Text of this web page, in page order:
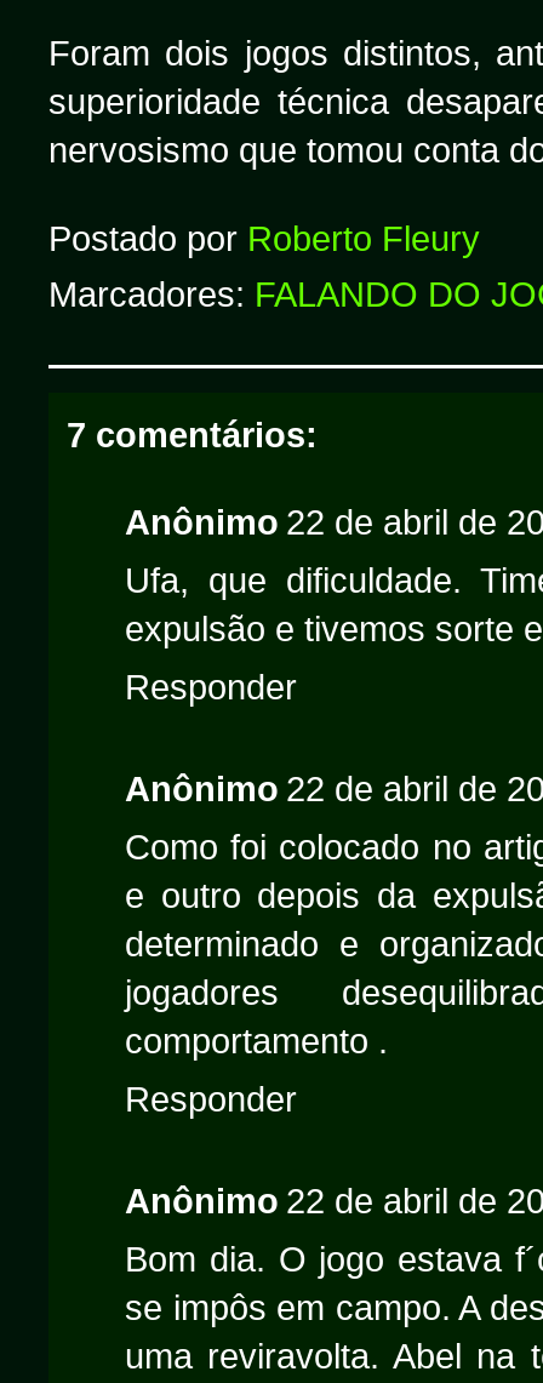
Foram dois jogos distintos,
superioridade técnica
nervosismo que tomou conta
Postado por Roberto Fleury
Marcadores: FALANDO DO
7 comentários:
Anônimo 22 de abril de
Ufa, que dificuldade.
expulsão e tivemos sorte
Responder
Anônimo 22 de abril de
Como foi colocado no
e outro depois da
determinado e
jogadores
comportamento .
Responder
Anônimo 22 de abril de
Bom dia. O jogo estava
se impôs em campo. A
uma reviravolta. Abel na